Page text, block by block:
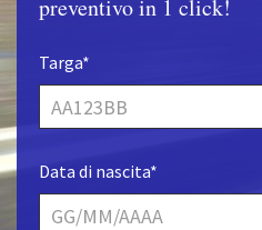
preventivo in 1 click!
Targa*
Data di nascita*